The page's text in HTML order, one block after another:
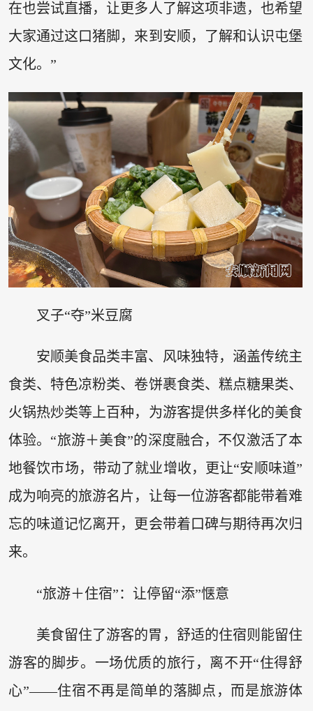
在也尝试直播，让更多人了解这项非遗，也希望
大家通过这口猪脚，来到安顺，了解和认识屯堡
文化。”
叉子“夺”米豆腐
安顺美食品类丰富、风味独特，涵盖传统主
食类、特色凉粉类、卷饼裹食类、糕点糖果类、
火锅热炒类等上百种，为游客提供多样化的美食
体验。“旅游＋美食”的深度融合，不仅激活了本
地餐饮市场，带动了就业增收，更让“安顺味道”
成为响亮的旅游名片，让每一位游客都能带着难
忘的味道记忆离开，更会带着口碑与期待再次归
来。
“旅游＋住宿”：让停留“添”惬意
美食留住了游客的胃，舒适的住宿则能留住
游客的脚步。一场优质的旅行，离不开“住得舒
心”——住宿不再是简单的落脚点，而是旅游体